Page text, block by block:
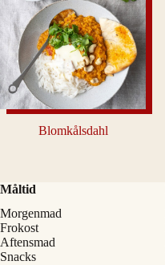
Blomkålsdahl
Måltid
Morgenmad
Frokost
Aftensmad
Snacks